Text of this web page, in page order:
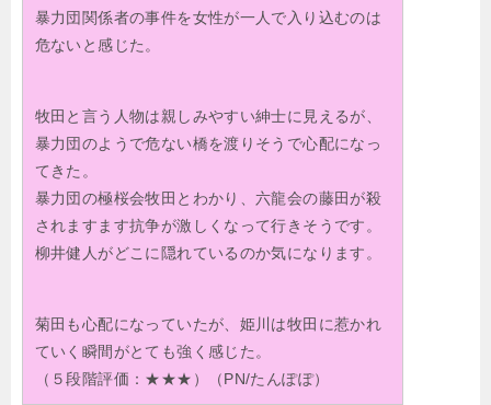
暴力団関係者の事件を女性が一人で入り込むのは
危ないと感じた。
牧田と言う人物は親しみやすい紳士に見えるが、
暴力団のようで危ない橋を渡りそうで心配になっ
てきた。
暴力団の極桜会牧田とわかり、六龍会の藤田が殺
されますます抗争が激しくなって行きそうです。
柳井健人がどこに隠れているのか気になります。
菊田も心配になっていたが、姫川は牧田に惹かれ
ていく瞬間がとても強く感じた。
（５段階評価：★★★）（PN/たんぽぽ）